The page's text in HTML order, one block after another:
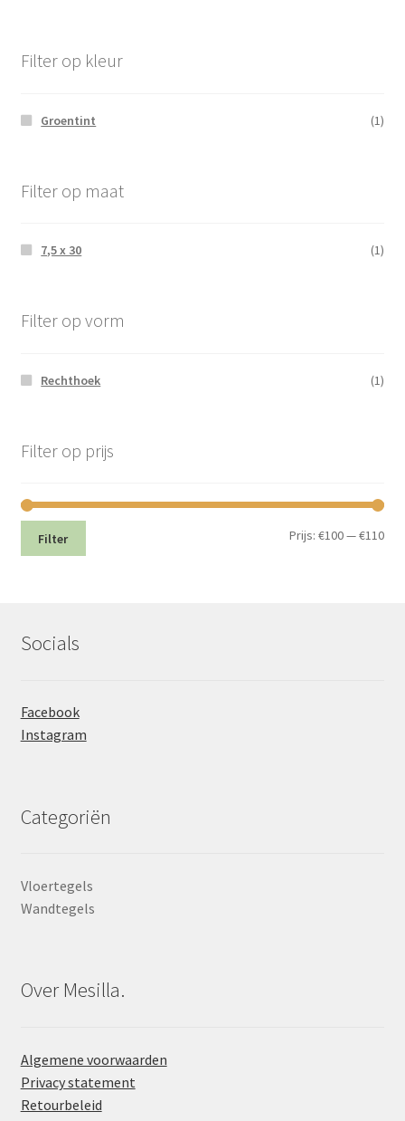
Filter op kleur
Groentint (1)
Filter op maat
7,5 x 30 (1)
Filter op vorm
Rechthoek (1)
Filter op prijs
Min.
Filter Prijs:€100—€110
Socials
Facebook
Instagram
Categoriën
Vloertegels
Wandtegels
Over Mesilla.
Algemene voorwaarden
Privacy statement
Retourbeleid